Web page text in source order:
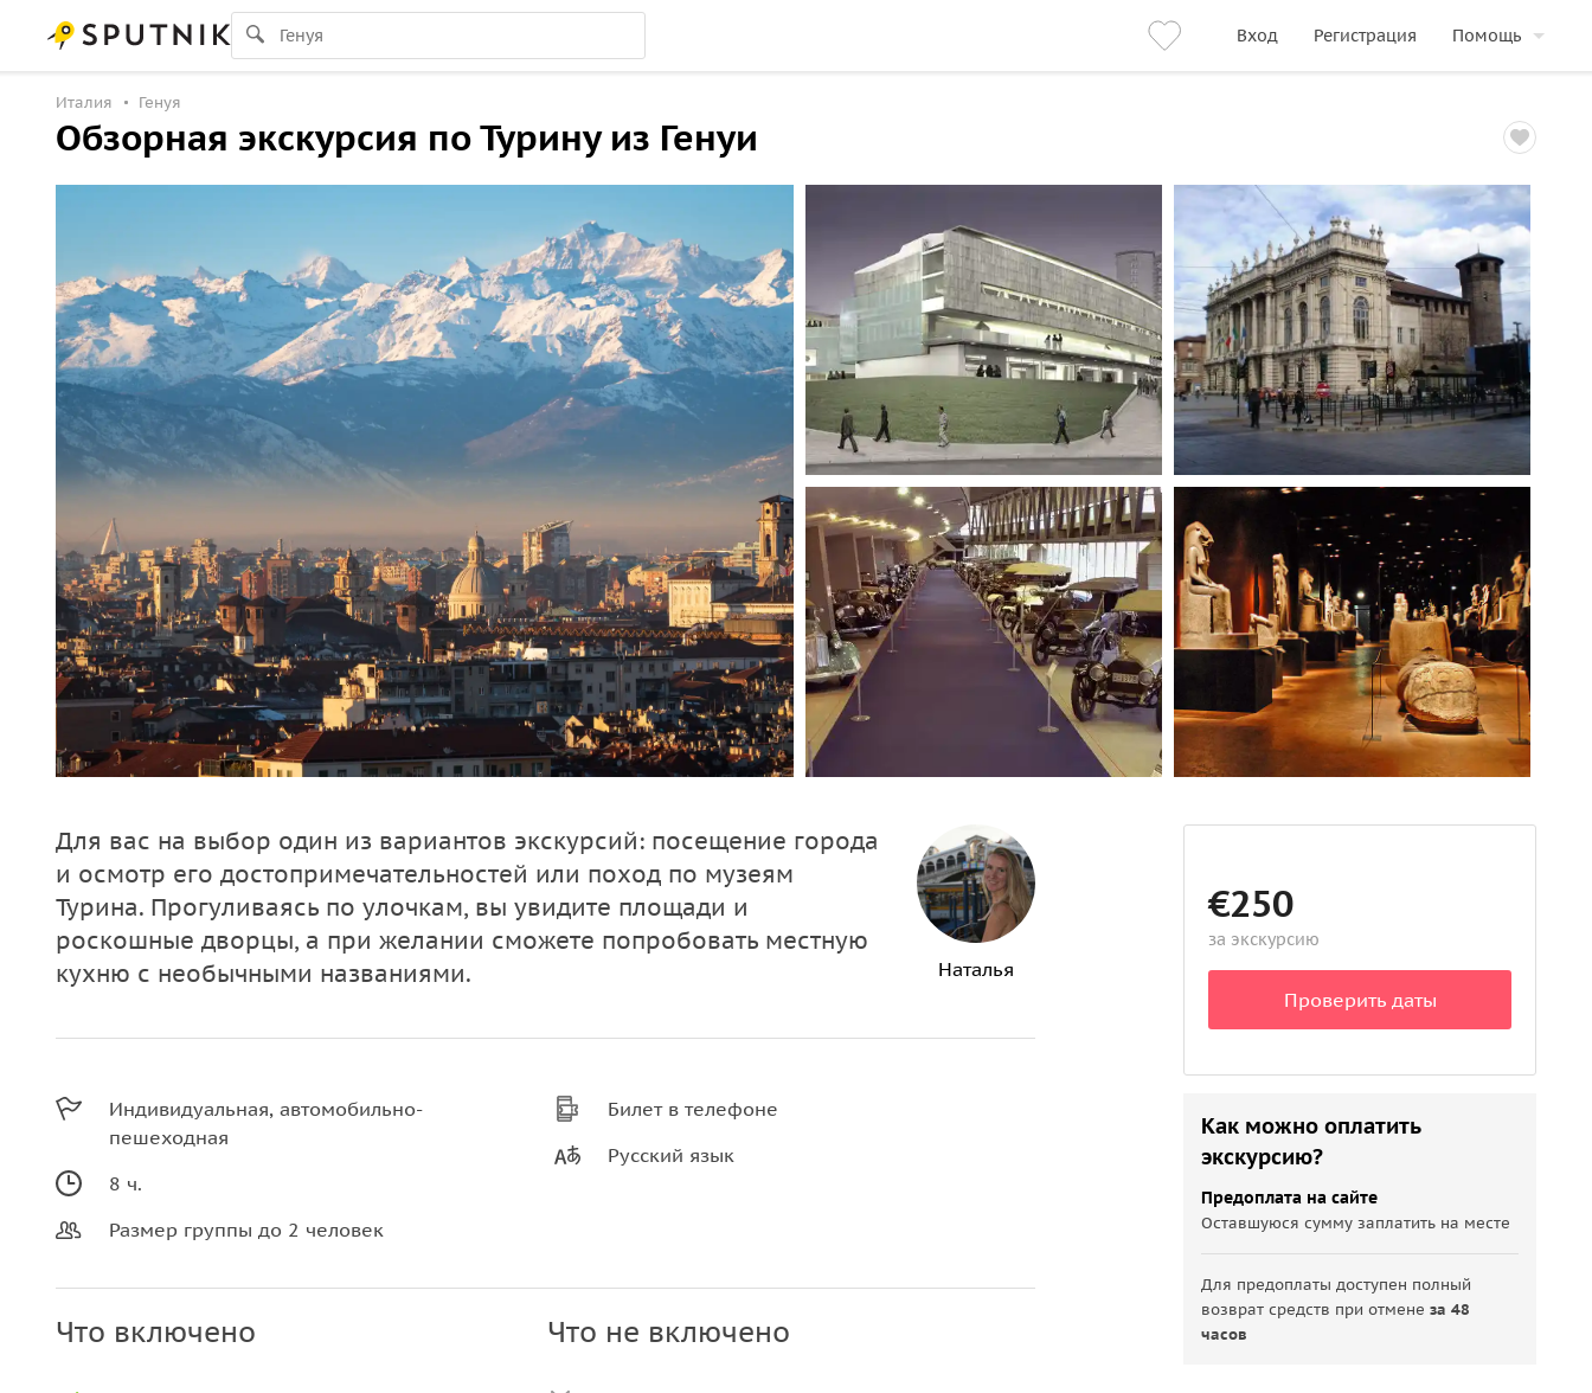
Вход Регистрация Помощь
Италия Генуя
Обзорная экскурсия по Турину из Генуи
Для вас на выбор один из вариантов экскурсий: посещение города
и осмотр его достопримечательностей или поход по музеям
Турина. Прогуливаясь по улочкам, вы увидите площади и
роскошные дворцы, а при желании сможете попробовать местную
кухню с необычными названиями.
Наталья
Индивидуальная, автомобильно-
пешеходная
8 ч.
Размер группы до 2 человек
Билет в телефоне
Русский язык
Что включено Что не включено
€250
за экскурсию
Проверить даты
Как можно оплатить
экскурсию?
Предоплата на сайте
Оставшуюся сумму заплатить на месте
Для предоплаты доступен полный
возврат средств при отменеза 48
часов